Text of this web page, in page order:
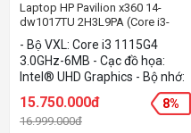
Laptop HP Pavilion x360 14-
dw1017TU 2H3L9PA (Core i3-
1115G4/Ram 4GB/SSD 512GB/
14FHD TouchScreen/ VGA ON/
Win10+Office Home & Student/
Pen)
- Bộ VXL: Core i3 1115G4
3.0GHz-6MB - Cạc đồ họa:
Intel® UHD Graphics - Bộ nhớ:
4Gb - Ổ cứng: 512GB SSD PCIe
(M.2 2280) - Màn hình:
14.0Inch TouchScreen - Hệ
15.750.000đ
16.999.000đ
8%